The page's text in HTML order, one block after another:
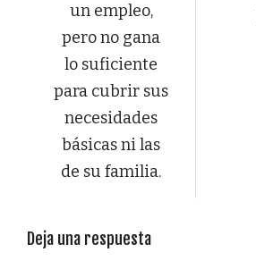
un empleo,
pero no gana
lo suficiente
para cubrir sus
necesidades
básicas ni las
de su familia.
Deja una respuesta